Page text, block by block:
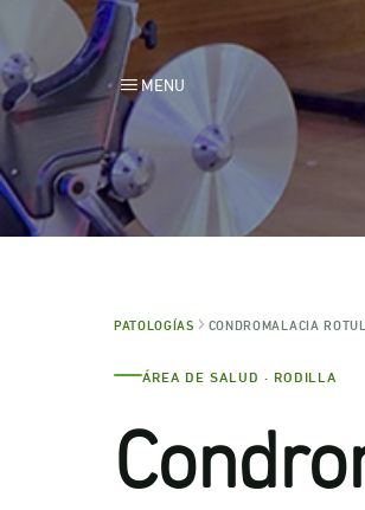
MENU
PATOLOGÍAS CONDROMALACIA
ÁREA DE SALUD · RODILLA